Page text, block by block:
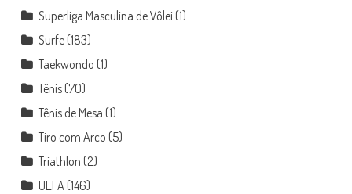
Superliga Masculina de Vôlei (1)
Surfe(183)
Taekwondo (1)
Tênis(70)
Tênis de Mesa (1)
Tiro com Arco (5)
Triathlon (2)
UEFA (146)